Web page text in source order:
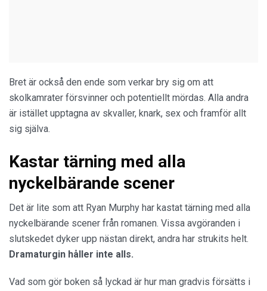
Bret är också den ende som verkar bry sig om att
skolkamrater försvinner och potentiellt mördas. Alla andra
är istället upptagna av skvaller, knark, sex och framför allt
sig själva.
Kastar tärning med alla
nyckelbärande scener
Det är lite som att Ryan Murphy har kastat tärning med alla
nyckelbärande scener från romanen. Vissa avgöranden i
slutskedet dyker upp nästan direkt, andra har strukits helt.
Dramaturgin håller inte alls.
Vad som gör boken så lyckad är hur man gradvis försätts i